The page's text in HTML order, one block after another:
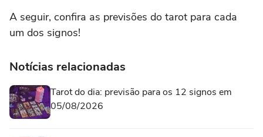
A seguir, confira as previsões do tarot para cada
um dos signos!
Notícias relacionadas
Tarot do dia: previsão para os 12 signos em
05/08/2026